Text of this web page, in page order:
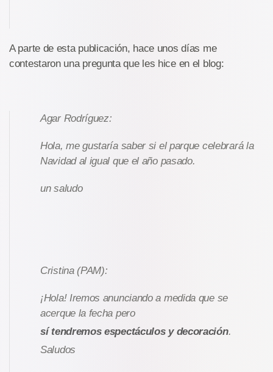
A parte de esta publicación, hace unos días me
contestaron una pregunta que les hice en el blog:
Agar Rodríguez:
Hola, me gustaría saber si el parque celebrará la
Navidad al igual que el año pasado.
un saludo
Cristina (PAM):
¡Hola! Iremos anunciando a medida que se
acerque la fecha pero
sí tendremos espectáculos y decoración.
Saludos